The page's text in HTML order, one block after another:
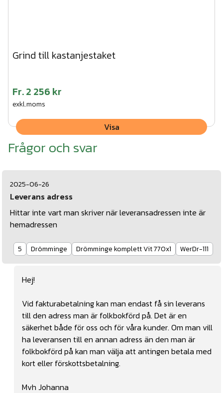
Grind till kastanjestaket
Fr.2 256 kr
exkl.moms
Visa
Frågor och svar
2025-06-26
Leverans adress
Hittar inte vart man skriver när leveransadressen inte är
hemadressen
5 Drömminge Drömminge komplett Vit 770x1 WerDr-111
Hej!
Vid fakturabetalning kan man endast få sin leverans
till den adress man är folkbokförd på. Det är en
säkerhet både för oss och för våra kunder. Om man vill
ha leveransen till en annan adress än den man är
folkbokförd på kan man välja att antingen betala med
kort eller förskottsbetalning.
Mvh Johanna